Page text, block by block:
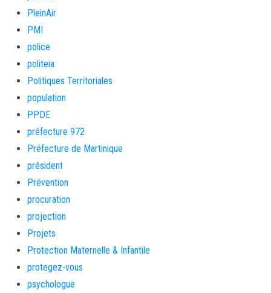
PleinAir
PMI
police
politeia
Politiques Territoriales
population
PPDE
préfecture 972
Préfecture de Martinique
président
Prévention
procuration
projection
Projets
Protection Maternelle & Infantile
protegez-vous
psychologue